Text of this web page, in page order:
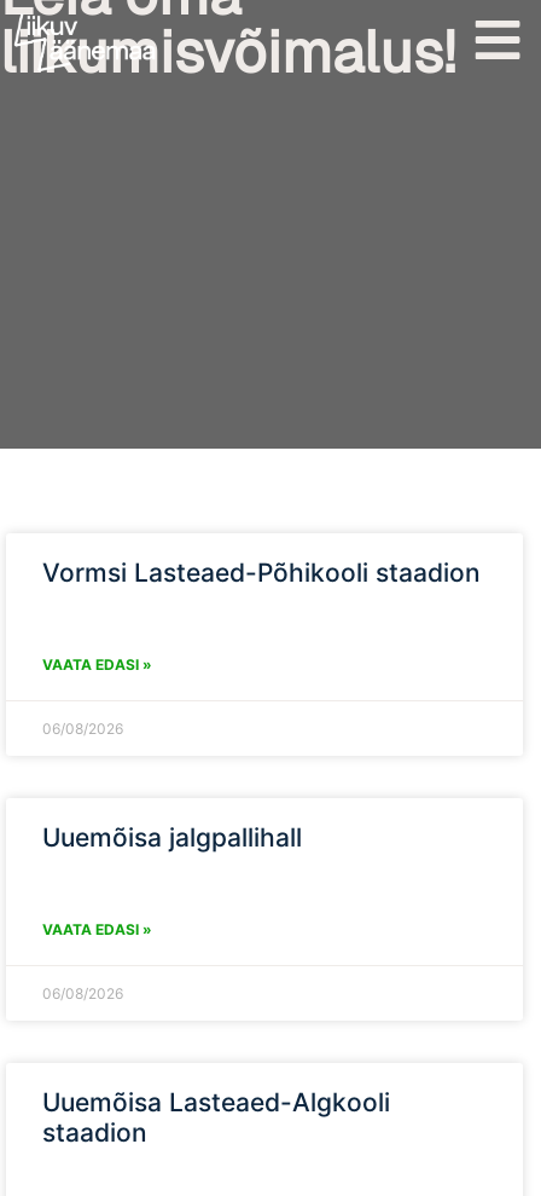
liikumisvõimalus!
Vormsi Lasteaed-Põhikooli staadion
VAATA EDASI »
06/08/2026
Uuemõisa jalgpallihall
VAATA EDASI »
06/08/2026
Uuemõisa Lasteaed-Algkooli
staadion